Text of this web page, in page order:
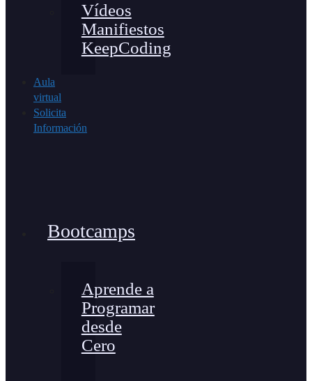
Vídeos
Manifiestos
KeepCoding
Aula
virtual
Solicita
Información
Bootcamps
Aprende a
Programar
desde
Cero